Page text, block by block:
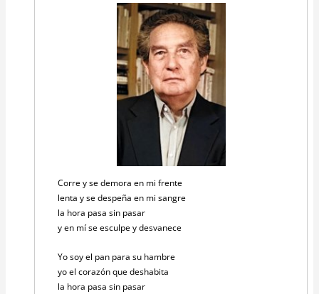
Corre y se demora en mi frente
lenta y se despeña en mi sangre
la hora pasa sin pasar
y en mí se esculpe y desvanece
Yo soy el pan para su hambre
yo el corazón que deshabita
la hora pasa sin pasar